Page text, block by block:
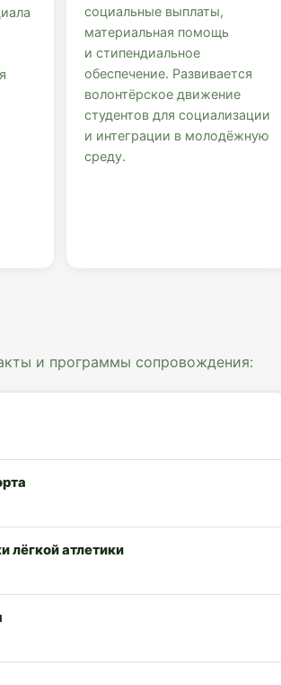
социальные выплаты,
материальная помощь
и стипендиальное
обеспечение. Развивается
волонтёрское движение
студентов для социализации
и интеграции в молодёжную
среду.
и программы сопровождения:
лёгкой атлетики